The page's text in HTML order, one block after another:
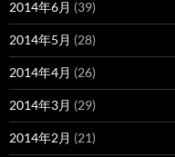
2014年6月 (39)
2014年5月 (28)
2014年4月 (26)
2014年3月 (29)
2014年2月 (21)